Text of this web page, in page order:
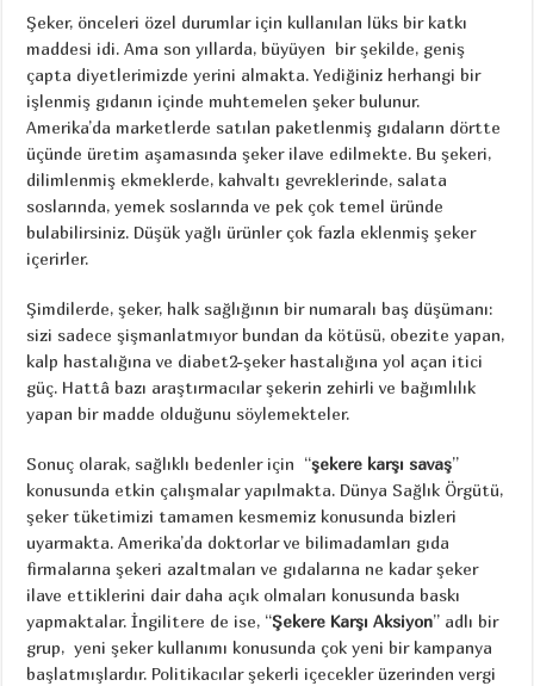
Şeker, önceleri özel durumlar için kullanılan lüks bir katkı
maddesi idi. Ama son yıllarda, büyüyen bir şekilde, geniş
çapta diyetlerimizde yerini almakta. Yediğiniz herhangi bir
işlenmiş gıdanın içinde muhtemelen şeker bulunur.
Amerika’da marketlerde satılan paketlenmiş gıdaların dörtte
üçünde üretim aşamasında şeker ilave edilmekte. Bu şekeri,
dilimlenmiş ekmeklerde, kahvaltı gevreklerinde, salata
soslarında, yemek soslarında ve pek çok temel üründe
bulabilirsiniz. Düşük yağlı ürünler çok fazla eklenmiş şeker
içerirler.
Şimdilerde, şeker, halk sağlığının bir numaralı baş düşümanı:
sizi sadece şişmanlatmıyor bundan da kötüsü, obezite yapan,
kalp hastalığına ve diabet2-şeker hastalığına yol açan itici
güç. Hattâ bazı araştırmacılar şekerin zehirli ve bağımlılık
yapan bir madde olduğunu söylemekteler.
Sonuç olarak, sağlıklı bedenler için “şekere karşı savaş”
konusunda etkin çalışmalar yapılmakta. Dünya Sağlık Örgütü,
şeker tüketimizi tamamen kesmemiz konusunda bizleri
uyarmakta. Amerika’da doktorlar ve bilimadamları gıda
firmalarına şekeri azaltmaları ve gıdalarına ne kadar şeker
ilave ettiklerini dair daha açık olmaları konusunda baskı
yapmaktalar. İngilitere de ise, “Şekere Karşı Aksiyon” adlı bir
grup, yeni şeker kullanımı konusunda çok yeni bir kampanya
başlatmışlardır. Politikacılar şekerli içecekler üzerinden vergi